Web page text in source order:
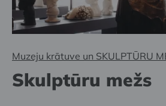
Muzeju krātuve un SKULPTŪRU
Skulptūru mežs